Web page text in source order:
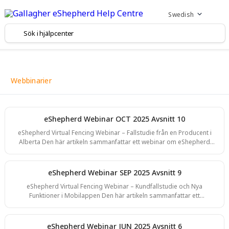
Swedish
Webbinarier
eShepherd Webinar OCT 2025 Avsnitt 10
eShepherd Virtual Fencing Webinar – Fallstudie från en Producent i
Alberta Den här artikeln sammanfattar ett webinar om eShepherd
erfarenheter av bete med eShepherd under torka, buskinvasion och
regenerativa arbetssätt. Sessionen täckte högdensitetsbete,
djurträning, torktålighet, vinterplanering och praktisk frågestund.
Introduktion Sessionen inleddes
eShepherd Webinar SEP 2025 Avsnitt 9
eShepherd Virtual Fencing Webinar – Kundfallstudie och Nya
Funktioner i Mobilappen Den här artikeln sammanfattar ett
Kev i Western Australia, som delade sina erfarenheter av att använda
eShepherd Webinar JUN 2025 Avsnitt 6